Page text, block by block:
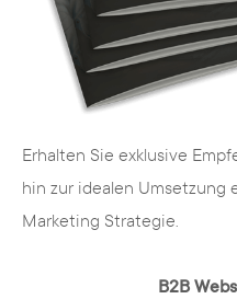
Responsive
Responsive Design
Hat man eine
Erhalten Sie exklusive
hin zur idealen
Marketing Strategie.
B2B